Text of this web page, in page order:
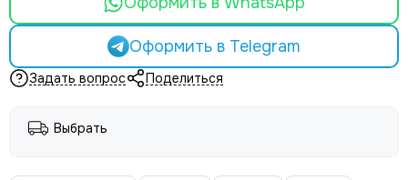
Оформить в Telegram
Задать вопрос Поделиться
Выбрать